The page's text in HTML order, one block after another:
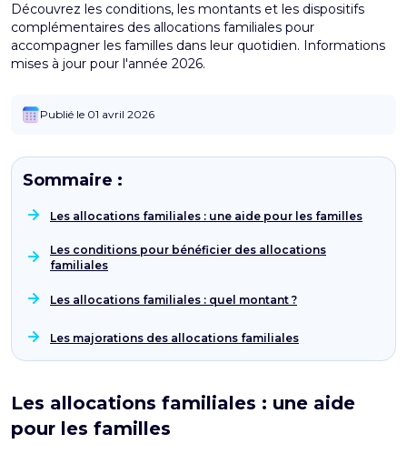
Découvrez les conditions, les montants et les dispositifs
complémentaires des allocations familiales pour
accompagner les familles dans leur quotidien. Informations
mises à jour pour l'année 2026.
Publié le 01 avril 2026
Sommaire :
Les allocations familiales : une aide pour les familles
Les conditions pour bénéficier des allocations
familiales
Les allocations familiales : quel montant ?
Les majorations des allocations familiales
Les allocations familiales : une aide
pour les familles